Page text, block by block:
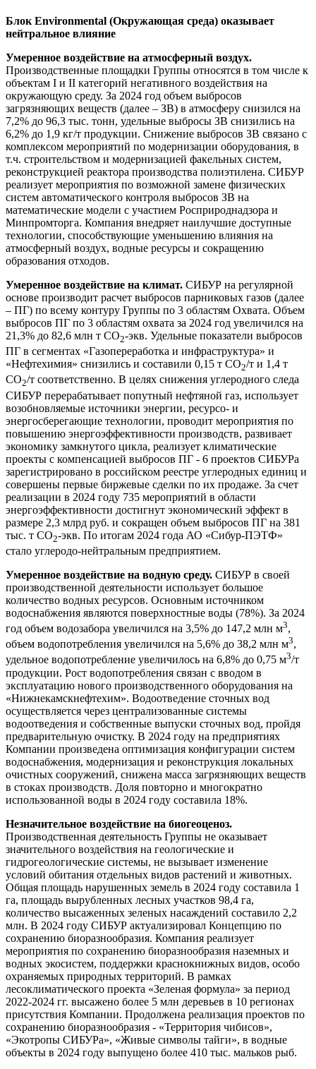
Блок Environmental (Окружающая среда) оказывает
нейтральное влияние
Умеренное воздействие на атмосферный воздух.
Производственные площадки Группы относятся в том числе к
объектам I и II категорий негативного воздействия на
окружающую среду. За 2024 год объем выбросов
загрязняющих веществ (далее – ЗВ) в атмосферу снизился на
7,2% до 96,3 тыс. тонн, удельные выбросы ЗВ снизились на
6,2% до 1,9 кг/т продукции. Снижение выбросов ЗВ связано с
комплексом мероприятий по модернизации оборудования, в
т.ч. строительством и модернизацией факельных систем,
реконструкцией реактора производства полиэтилена. СИБУР
реализует мероприятия по возможной замене физических
систем автоматического контроля выбросов ЗВ на
математические модели с участием Росприроднадзора и
Минпромторга. Компания внедряет наилучшие доступные
технологии, способствующие уменьшению влияния на
атмосферный воздух, водные ресурсы и сокращению
образования отходов.
Умеренное воздействие на климат. СИБУР на регулярной
основе производит расчет выбросов парниковых газов (далее
– ПГ) по всему контуру Группы по 3 областям Охвата. Объем
выбросов ПГ по 3 областям охвата за 2024 год увеличился на
21,3% до 82,6 млн т CO2-экв. Удельные показатели выбросов
ПГ в сегментах «Газопереработка и инфраструктура» и
«Нефтехимия» снизились и составили 0,15 т CO2/т и 1,4 т
CO2/т соответственно. В целях снижения углеродного следа
СИБУР перерабатывает попутный нефтяной газ, использует
возобновляемые источники энергии, ресурсо- и
энергосберегающие технологии, проводит мероприятия по
повышению энергоэффективности производств, развивает
экономику замкнутого цикла, реализует климатические
проекты с компенсацией выбросов ПГ - 6 проектов СИБУРа
зарегистрировано в российском реестре углеродных единиц и
совершены первые биржевые сделки по их продаже. За счет
реализации в 2024 году 735 мероприятий в области
энергоэффективности достигнут экономический эффект в
размере 2,3 млрд руб. и сокращен объем выбросов ПГ на 381
тыс. т СО2-экв. По итогам 2024 года АО «Сибур-ПЭТФ»
стало углеродо-нейтральным предприятием.
Умеренное воздействие на водную среду. СИБУР в своей
производственной деятельности использует большое
количество водных ресурсов. Основным источником
водоснабжения являются поверхностные воды (78%). За 2024
год объем водозабора увеличился на 3,5% до 147,2 млн м3,
объем водопотребления увеличился на 5,6% до 38,2 млн м3,
удельное водопотребление увеличилось на 6,8% до 0,75 м3/т
продукции. Рост водопотребления связан с вводом в
эксплуатацию нового производственного оборудования на
«Нижнекамскнефтехим». Водоотведение сточных вод
осуществляется через централизованные системы
водоотведения и собственные выпуски сточных вод, пройдя
предварительную очистку. В 2024 году на предприятиях
Компании произведена оптимизация конфигурации систем
водоснабжения, модернизация и реконструкция локальных
очистных сооружений, снижена масса загрязняющих веществ
в стоках производств. Доля повторно и многократно
использованной воды в 2024 году составила 18%.
Незначительное воздействие на биогеоценоз.
Производственная деятельность Группы не оказывает
значительного воздействия на геологические и
гидрогеологические системы, не вызывает изменение
условий обитания отдельных видов растений и животных.
Общая площадь нарушенных земель в 2024 году составила 1
га, площадь вырубленных лесных участков 98,4 га,
количество высаженных зеленых насаждений составило 2,2
млн. В 2024 году СИБУР актуализировал Концепцию по
сохранению биоразнообразия. Компания реализует
мероприятия по сохранению биоразнообразия наземных и
водных экосистем, поддержки краснокнижных видов, особо
охраняемых природных территорий. В рамках
лесоклиматического проекта «Зеленая формула» за период
2022-2024 гг. высажено более 5 млн деревьев в 10 регионах
присутствия Компании. Продолжена реализация проектов по
сохранению биоразнообразия - «Территория чибисов»,
«Экотропы СИБУРа», «Живые символы тайги», в водные
объекты в 2024 году выпущено более 410 тыс. мальков рыб.